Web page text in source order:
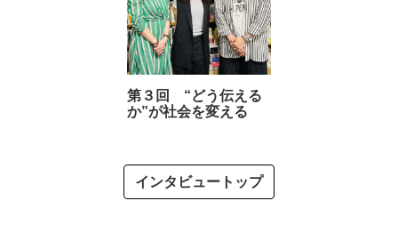
第３回 “どう伝える
か”が社会を変える
インタビュートップ